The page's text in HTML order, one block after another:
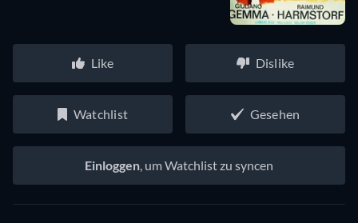
Like Dislike
Watchlist Gesehen
Einloggen , um Watchlist zu syncen